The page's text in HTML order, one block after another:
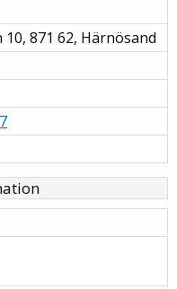
10, 871 62, Härnösand